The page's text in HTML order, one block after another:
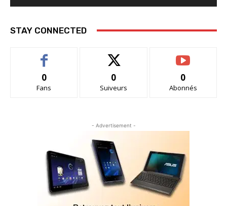
STAY CONNECTED
0
Fans
0
Suiveurs
0
Abonnés
- Advertisement -